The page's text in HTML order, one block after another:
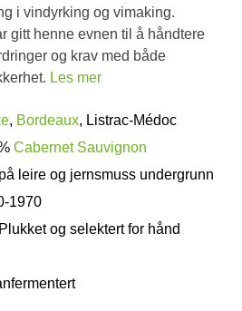
i vindyrking og vimaking.
gitt henne evnen til å håndtere
og krav med både
Les mer
, Bordeaux, Listrac-Médoc
Cabernet Sauvignon
leire og jernsmuss undergrunn
1970
Plukket og selektert for hånd